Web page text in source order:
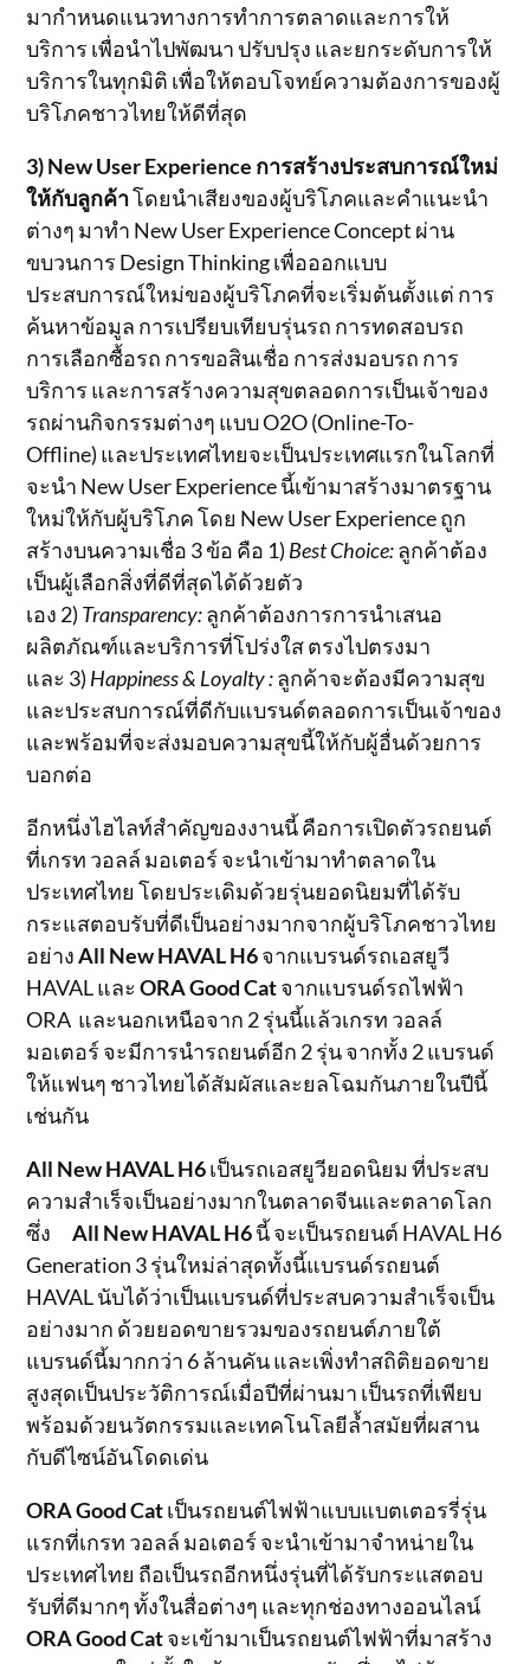
มากำหนดแนวทางการทำการตลาดและการให้
บริการ เพื่อนำไปพัฒนา ปรับปรุง และยกระดับการให้
บริการในทุกมิติ เพื่อให้ตอบโจทย์ความต้องการของผู้
บริโภคชาวไทยให้ดีที่สุด
3) New User Experience การสร้างประสบการณ์ใหม่
ให้กับลูกค้าโดยนำเสียงของผู้บริโภคและคำแนะนำ
ต่างๆ มาทำ New User Experience Concept ผ่าน
ขบวนการ Design Thinking เพื่อออกแบบ
ประสบการณ์ใหม่ของผู้บริโภคที่จะเริ่มต้นตั้งแต่ การ
ค้นหาข้อมูล การเปรียบเทียบรุ่นรถ การทดสอบรถ
การเลือกซื้อรถ การขอสินเชื่อ การส่งมอบรถ การ
บริการ และการสร้างความสุขตลอดการเป็นเจ้าของ
รถผ่านกิจกรรมต่างๆ แบบ O2O (Online-To-
Offline) และประเทศไทยจะเป็นประเทศแรกในโลกที่
จะนำ New User Experience นี้เข้ามาสร้างมาตรฐาน
ใหม่ให้กับผู้บริโภค โดย New User Experience ถูก
สร้างบนความเชื่อ 3 ข้อ คือ 1) Best Choice:ลูกค้าต้อง
เป็นผู้เลือกสิ่งที่ดีที่สุดได้ด้วยตัว
เอง 2) Transparency:ลูกค้าต้องการการนำเสนอ
ผลิตภัณฑ์และบริการที่โปร่งใส ตรงไปตรงมา
และ 3) Happiness & Loyalty :ลูกค้าจะต้องมีความสุข
และประสบการณ์ที่ดีกับแบรนด์ตลอดการเป็นเจ้าของ
และพร้อมที่จะส่งมอบความสุขนี้ให้กับผู้อื่นด้วยการ
บอกต่อ
อีกหนึ่งไฮไลท์สำคัญของงานนี้ คือการเปิดตัวรถยนต์
ที่เกรท วอลล์ มอเตอร์ จะนำเข้ามาทำตลาดใน
ประเทศไทย โดยประเดิมด้วยรุ่นยอดนิยมที่ได้รับ
กระแสตอบรับที่ดีเป็นอย่างมากจากผู้บริโภคชาวไทย
อย่างAll New HAVAL H6จากแบรนด์รถเอสยูวี
HAVAL และORA Good Catจากแบรนด์รถไฟฟ้า
ORA และนอกเหนือจาก 2 รุ่นนี้แล้วเกรท วอลล์
มอเตอร์ จะมีการนำรถยนต์อีก 2 รุ่น จากทั้ง 2 แบรนด์
ให้แฟนๆ ชาวไทยได้สัมผัสและยลโฉมกันภายในปีนี้
เช่นกัน
All New HAVAL H6เป็นรถเอสยูวียอดนิยม ที่ประสบ
ความสำเร็จเป็นอย่างมากในตลาดจีนและตลาดโลก
ซึ่งAll New HAVAL H6นี้ จะเป็นรถยนต์ HAVAL H6
Generation 3 รุ่นใหม่ล่าสุดทั้งนี้แบรนด์รถยนต์
HAVAL นับได้ว่าเป็นแบรนด์ที่ประสบความสำเร็จเป็น
อย่างมาก ด้วยยอดขายรวมของรถยนต์ภายใต้
แบรนด์นี้มากกว่า 6 ล้านคัน และเพิ่งทำสถิติยอดขาย
สูงสุดเป็นประวัติการณ์เมื่อปีที่ผ่านมา เป็นรถที่เพียบ
พร้อมด้วยนวัตกรรมและเทคโนโลยีล้ำสมัยที่ผสาน
กับดีไซน์อันโดดเด่น
ORA Good Catเป็นรถยนต์ไฟฟ้าแบบแบตเตอรรี่รุ่น
แรกที่เกรท วอลล์ มอเตอร์ จะนำเข้ามาจำหน่ายใน
ประเทศไทย ถือเป็นรถอีกหนึ่งรุ่นที่ได้รับกระแสตอบ
รับที่ดีมากๆ ทั้งในสื่อต่างๆ และทุกช่องทางออนไลน์
ORA Good Catจะเข้ามาเป็นรถยนต์ไฟฟ้าที่มาสร้าง